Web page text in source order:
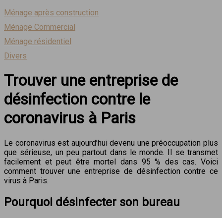
Ménage après construction
Ménage Commercial
Ménage résidentiel
Divers
Trouver une entreprise de
désinfection contre le
coronavirus à Paris
Le coronavirus est aujourd’hui devenu une préoccupation plus
que sérieuse, un peu partout dans le monde. Il se transmet
facilement et peut être mortel dans 95 % des cas. Voici
comment trouver une entreprise de désinfection contre ce
virus à Paris.
Pourquoi désinfecter son bureau